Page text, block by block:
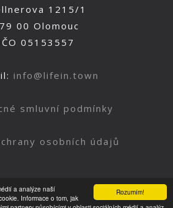
Rozumím!
a analýze naší
Informace o tom, jak
1215/1
00 Olomouc
05153557
info@lifein.town
smluvní podmínky
osobních údajů
Nahoru